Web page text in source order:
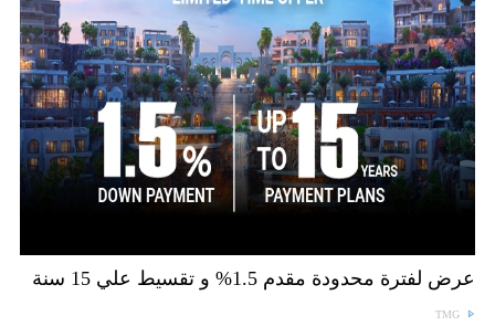
عرض لفترة محدودة مقدم 1.5% و تقسيط علي 15 سنة
TMG